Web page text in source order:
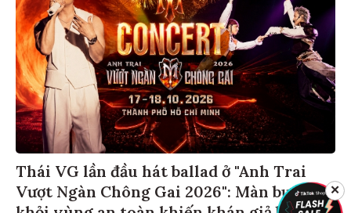
Thái VG lần đầu hát ballad ở "Anh Trai
Vượt Ngàn Chông Gai 2026": Màn bước
✕